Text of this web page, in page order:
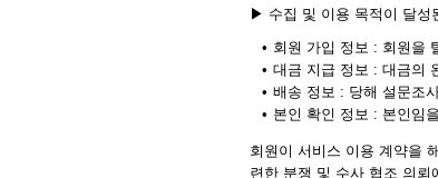
▶ 수집 및 이용 목적이 달성
• 회원 가입 정보 : 회원을
• 대금 지급 정보 : 대금의
• 배송 정보 : 당해 설문조
• 본인 확인 정보 : 본인임
회원이 서비스 이용 계약을
련한 분쟁 및 수사 협조 의